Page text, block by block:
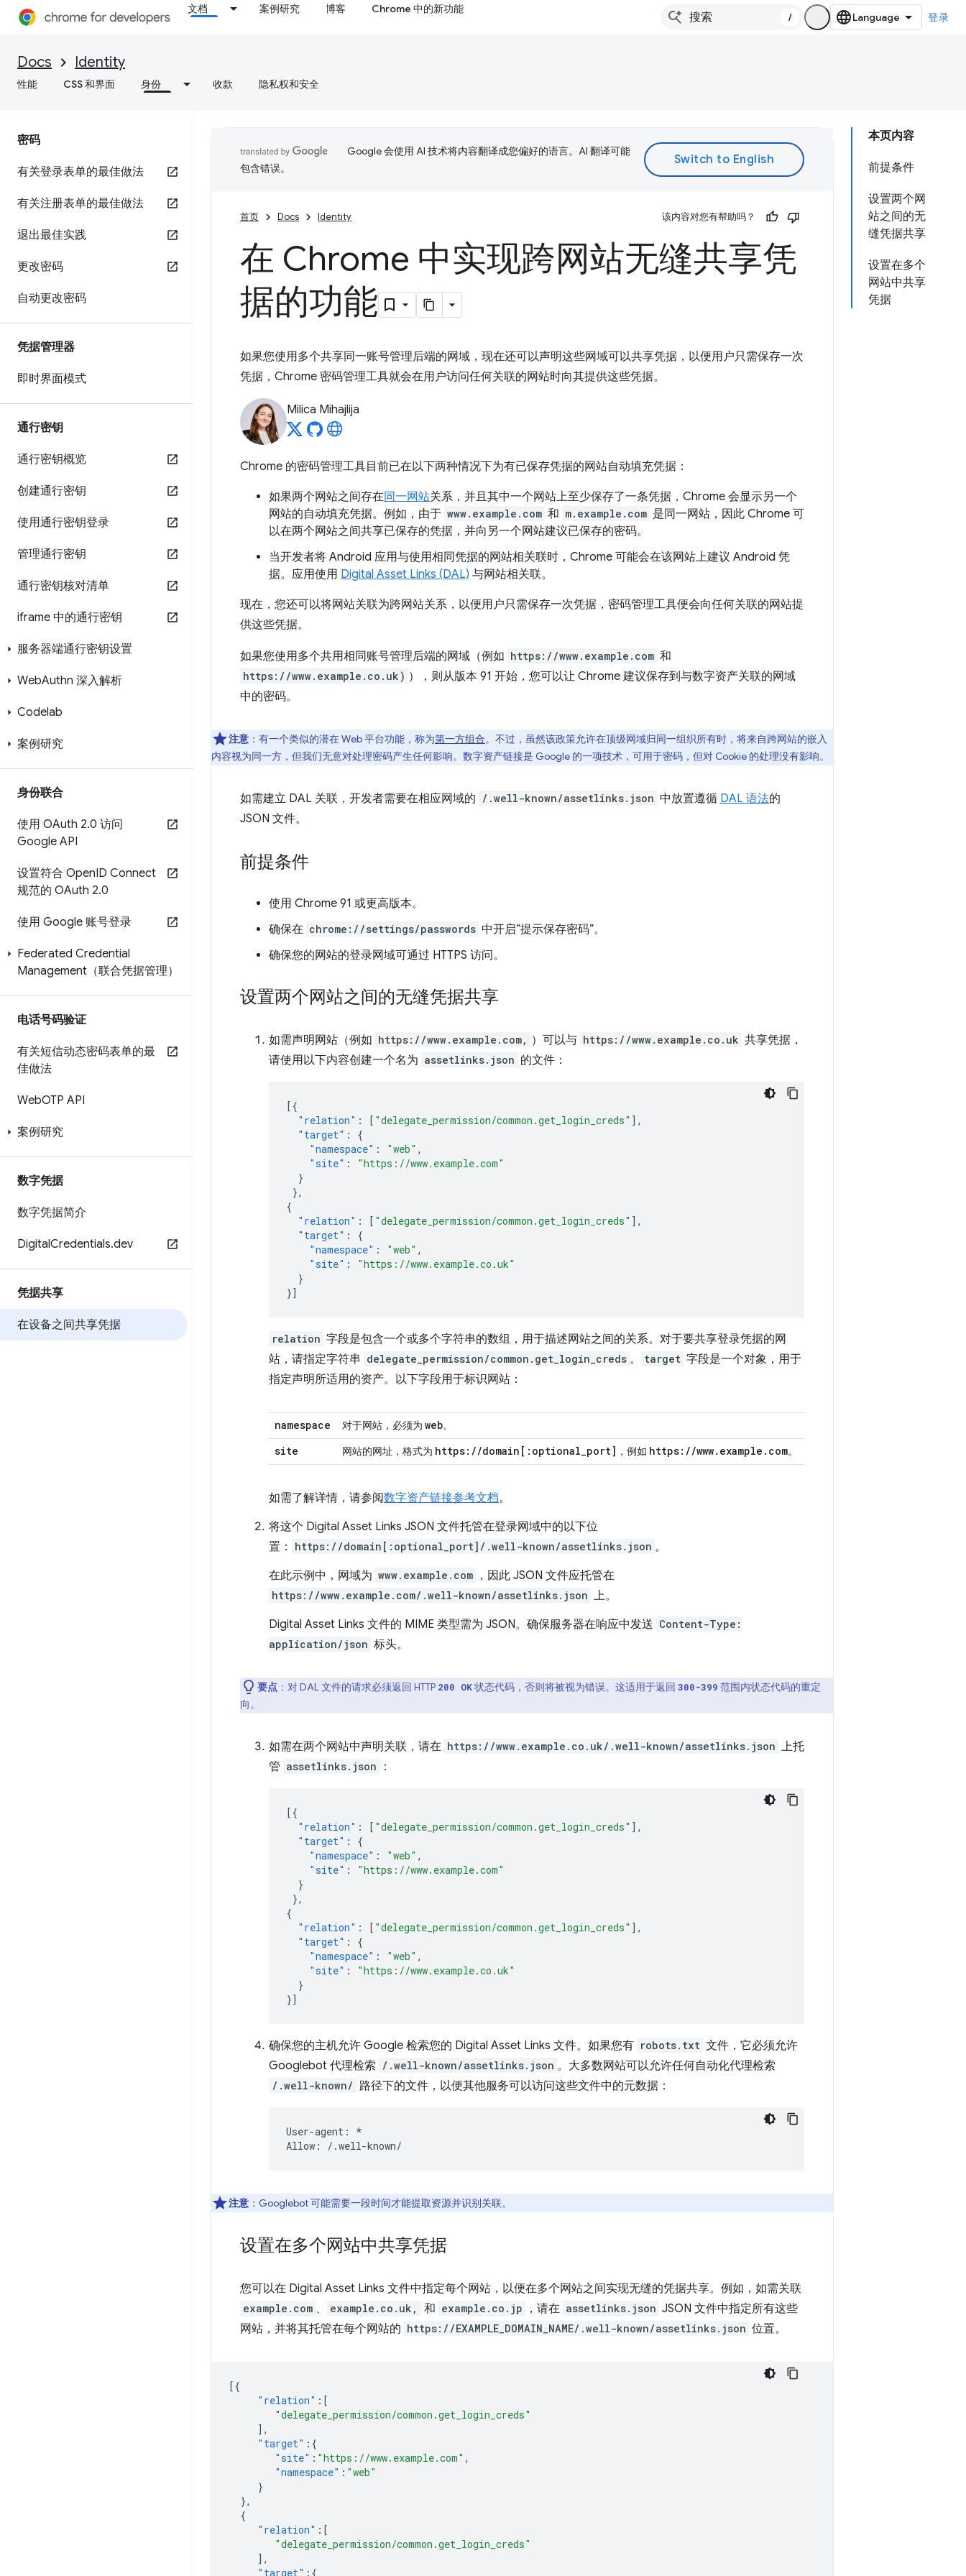
文档 案例研究 博客 Chrome 中的新功能
/ 登录
Docs Identity
性能 CSS 和界面 身份 收款 隐私权和安全
密码
有关登录表单的最佳做法
有关注册表单的最佳做法
退出最佳实践
更改密码
自动更改密码
凭据管理器
即时界面模式
通行密钥
通行密钥概览
创建通行密钥
使用通行密钥登录
管理通行密钥
通行密钥核对清单
iframe 中的通行密钥
服务器端通行密钥设置
WebAuthn 深入解析
Codelab
案例研究
身份联合
使用 OAuth 2.0 访问
Google API
设置符合 OpenID Connect
规范的 OAuth 2.0
使用 Google 账号登录
Federated Credential
Management（联合凭据管理）
电话号码验证
有关短信动态密码表单的最
佳做法
WebOTP API
案例研究
数字凭据
数字凭据简介
DigitalCredentials.dev
凭据共享
在设备之间共享凭据
本页内容
前提条件
设置两个网
站之间的无
缝凭据共享
设置在多个
网站中共享
凭据
Google 会使用 AI 技术将内容翻译成您偏好的语言。AI 翻译可能
包含错误。
首页 Docs Identity 该内容对您有帮助吗？
在 Chrome 中实现跨网站无缝共享凭
据的功能
如果您使用多个共享同一账号管理后端的网域，现在还可以声明这些网域可以共享凭据，以便用户只需保存一次
凭据，Chrome 密码管理工具就会在用户访问任何关联的网站时向其提供这些凭据。
Milica Mihajlija
Chrome 的密码管理工具目前已在以下两种情况下为有已保存凭据的网站自动填充凭据：
如果两个网站之间存在同一网站关系，并且其中一个网站上至少保存了一条凭据，Chrome 会显示另一个
网站的自动填充凭据。例如，由于 www.example.com 和 m.example.com 是同一网站，因此 Chrome 可
以在两个网站之间共享已保存的凭据，并向另一个网站建议已保存的密码。
当开发者将 Android 应用与使用相同凭据的网站相关联时，Chrome 可能会在该网站上建议 Android 凭
据。应用使用 Digital Asset Links (DAL) 与网站相关联。
现在，您还可以将网站关联为跨网站关系，以便用户只需保存一次凭据，密码管理工具便会向任何关联的网站提
供这些凭据。
如果您使用多个共用相同账号管理后端的网域（例如 https://www.example.com 和
https://www.example.co.uk) ），则从版本 91 开始，您可以让 Chrome 建议保存到与数字资产关联的网域
中的密码。
注意 ：有一个类似的潜在 Web 平台功能，称为第一方组合。不过，虽然该政策允许在顶级网域归同一组织所有时，将来自跨网站的嵌入
内容视为同一方，但我们无意对处理密码产生任何影响。数字资产链接是 Google 的一项技术，可用于密码，但对 Cookie 的处理没有影响。
如需建立 DAL 关联，开发者需要在相应网域的 /.well-known/assetlinks.json 中放置遵循 DAL 语法的
JSON 文件。
前提条件
使用 Chrome 91 或更高版本。
确保在 chrome://settings/passwords 中开启“提示保存密码”。
确保您的网站的登录网域可通过 HTTPS 访问。
设置两个网站之间的无缝凭据共享
如需声明网站（例如 https://www.example.com, ）可以与 https://www.example.co.uk 共享凭据，
请使用以下内容创建一个名为 assetlinks.json 的文件：
[{
"relation" : [ "delegate_permission/common.get_login_creds" ],
"target" :
{
"namespace" : "web" ,
"site" :
"https://www.example.com"
}
},
{
"relation" : [ "delegate_permission/common.get_login_creds" ],
"target" :
{
"namespace" : "web" ,
"site" :
"https://www.example.co.uk"
}
}]
relation 字段是包含一个或多个字符串的数组，用于描述网站之间的关系。对于要共享登录凭据的网
站，请指定字符串 delegate_permission/common.get_login_creds 。 target 字段是一个对象，用于
指定声明所适用的资产。以下字段用于标识网站：
namespace 对于网站，必须为 web。
site 网站的网址，格式为 https: //domain [: optional_port] ，例如 https: //www. example . com。
如需了解详情，请参阅数字资产链接参考文档。
将这个 Digital Asset Links JSON 文件托管在登录网域中的以下位
置：
https://domain[:optional_port]/.well-known/assetlinks.json 。
在此示例中，网域为 www.example.com ，因此 JSON 文件应托管在
https://www.example.com/.well-known/assetlinks.json 上。
Digital Asset Links 文件的 MIME 类型需为 JSON。确保服务器在响应中发送 Content-Type:
application/json 标头。
要点 ：对 DAL 文件的请求必须返回 HTTP 200 OK状态代码，否则将被视为错误。这适用于返回 300-399 范围内状态代码的重定
向。
如需在两个网站中声明关联，请在 https://www.example.co.uk/.well-known/assetlinks.json 上托
管 assetlinks.json ：
[{
"relation" : [ "delegate_permission/common.get_login_creds" ],
"target" :
{
"namespace" : "web" ,
"site" :
"https://www.example.com"
}
},
{
"relation" : [ "delegate_permission/common.get_login_creds" ],
"target" :
{
"namespace" : "web" ,
"site" :
"https://www.example.co.uk"
}
}]
确保您的主机允许 Google 检索您的 Digital Asset Links 文件。如果您有 robots.txt 文件，它必须允许
Googlebot 代理检索 /.well-known/assetlinks.json 。大多数网站可以允许任何自动化代理检索
/.well-known/ 路径下的文件，以便其他服务可以访问这些文件中的元数据：
User-agent: *
注意 ：Googlebot 可能需要一段时间才能提取资源并识别关联。
设置在多个网站中共享凭据
您可以在 Digital Asset Links 文件中指定每个网站，以便在多个网站之间实现无缝的凭据共享。例如，如需关联
example.com 、 example.co.uk, 和 example.co.jp ，请在 assetlinks.json JSON 文件中指定所有这些
网站，并将其托管在每个网站的 https://EXAMPLE_DOMAIN_NAME/.well-known/assetlinks.json 位置。
[{
"relation" :[
"delegate_permission/common.get_login_creds"
],
"target" :{
"site" : "https://www.example.com" ,
"namespace" : "web"
}
},
{
"relation" :[
"delegate_permission/common.get_login_creds"
],
"target" :{